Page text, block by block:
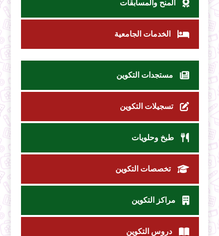
المنح والمسابقات
الخدمات الجامعية
مستجدات التكوين
تسجيلات التكوين
طبخ وحلويات
تخصصات التكوين
مراكز التكوين
دروس التكوين